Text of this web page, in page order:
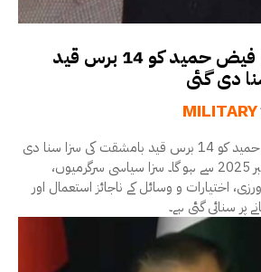
لیفٹیننٹ جنرل (ر) فیض حمید کو 14 برس قید
دی گئی
MILITARY
لیفٹیننٹ جنرل (ر) فیض حمید کو 14 برس قید بامشقت کی سزا سنا دی
گئی جس کا آغاز 11 دسمبر 2025 سے ہو گا۔ سزا سیاسی سرگرمیوں،
اختیارات و وسائل کے ناجائز استعمال اور
پر سنائی گئی ہے۔